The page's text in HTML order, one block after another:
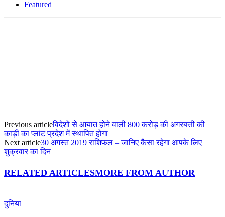
Featured
Previous articleविदेशों से आयात होने वाली 800 करोड़ की अगरबत्ती की
काड़ी का प्लांट प्रदेश में स्थापित होगा
Next article30 अगस्त 2019 राशिफल – जानिए कैसा रहेगा आपके लिए
शुक्रवार का दिन
RELATED ARTICLESMORE FROM AUTHOR
दुनिया